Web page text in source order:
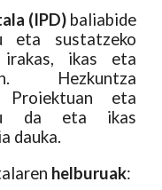
(IPD) baliabide
eta sustatzeko
ikas eta
Hezkuntza
Proiektuan eta
da eta ikas
dauka.
helburuak: